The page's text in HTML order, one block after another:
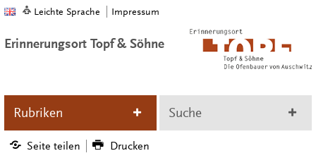
Leichte Sprache Impressum
Erinnerungsort Topf & Söhne
Rubriken Suche
Seite teilen Drucken